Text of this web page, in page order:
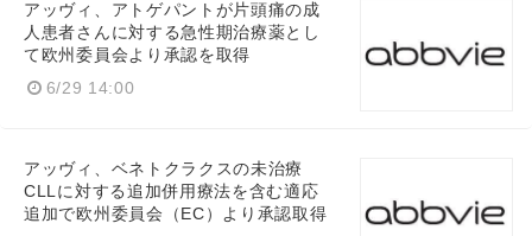
アッヴィ、アトゲパントが片頭痛の成
人患者さんに対する急性期治療薬とし
て欧州委員会より承認を取得
6/29 14:00
アッヴィ、ベネトクラクスの未治療
CLLに対する追加併用療法を含む適応
追加で欧州委員会（EC）より承認取得